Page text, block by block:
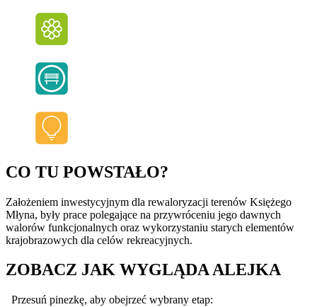
CO TU POWSTAŁO?
Założeniem inwestycyjnym dla rewaloryzacji terenów Księżego
Młyna, były prace polegające na przywróceniu jego dawnych
walorów funkcjonalnych oraz wykorzystaniu starych elementów
krajobrazowych dla celów rekreacyjnych.
ZOBACZ JAK WYGLĄDA ALEJKA
Przesuń pinezkę, aby obejrzeć wybrany etap: